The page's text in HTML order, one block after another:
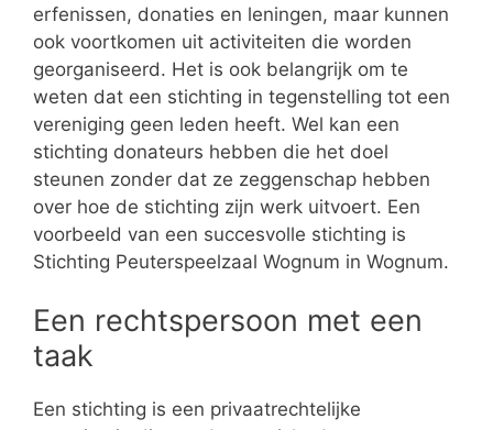
erfenissen, donaties en leningen, maar kunnen
ook voortkomen uit activiteiten die worden
georganiseerd. Het is ook belangrijk om te
weten dat een stichting in tegenstelling tot een
vereniging geen leden heeft. Wel kan een
stichting donateurs hebben die het doel
steunen zonder dat ze zeggenschap hebben
over hoe de stichting zijn werk uitvoert. Een
voorbeeld van een succesvolle stichting is
Stichting Peuterspeelzaal Wognum in Wognum.
Een rechtspersoon met een
taak
Een stichting is een privaatrechtelijke